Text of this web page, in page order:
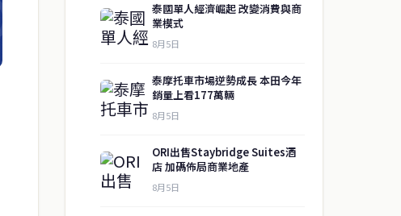
泰國單人經濟崛起 改變消費與商
業模式
8月5日
泰摩托車市場逆勢成長 本田今年
銷量上看177萬輛
8月5日
ORI出售Staybridge Suites酒
店 加碼佈局商業地產
8月5日